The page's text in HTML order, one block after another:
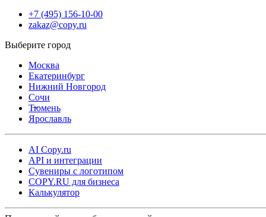
+7 (495) 156-10-00
zakaz@copy.ru
Москва
Екатеринбург
Нижний Новгород
Сочи
Тюмень
Ярославль
AI Copy.ru
API и интеграции
Сувениры с логотипом
COPY.RU для бизнеса
Калькулятор